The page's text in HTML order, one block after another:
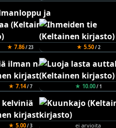
★ 7.86/ 23 ★ 5.50/ 2
★ 7.14/ 7 ★ 10.00/ 1
★ 5.00/ 3 ei arvioita